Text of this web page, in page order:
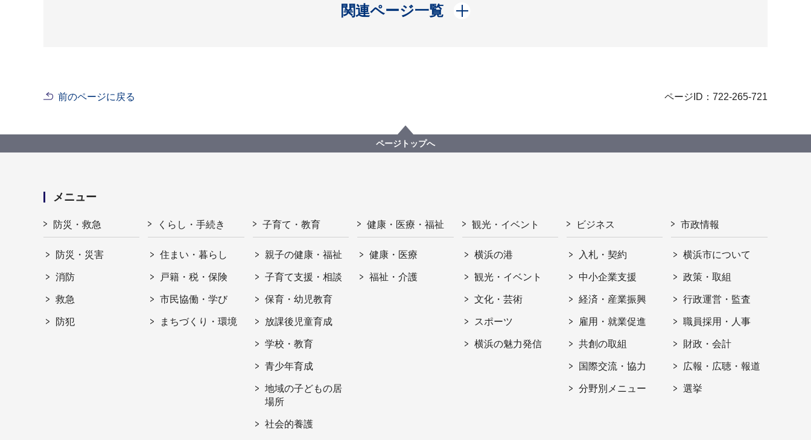
関連ページ一覧
開く
前のページに戻る ページID：722-265-721
ページトップへ
メニュー
防災・救急
防災・災害
消防
救急
防犯
くらし・手続き
住まい・暮らし
戸籍・税・保険
市民協働・学び
まちづくり・環境
子育て・教育
親子の健康・福祉
子育て支援・相談
保育・幼児教育
放課後児童育成
学校・教育
青少年育成
地域の子どもの居
場所
社会的養護
健康・医療・福祉
健康・医療
福祉・介護
観光・イベント
横浜の港
観光・イベント
文化・芸術
スポーツ
横浜の魅力発信
ビジネス
入札・契約
中小企業支援
経済・産業振興
雇用・就業促進
共創の取組
国際交流・協力
分野別メニュー
市政情報
横浜市について
政策・取組
行政運営・監査
職員採用・人事
財政・会計
広報・広聴・報道
選挙